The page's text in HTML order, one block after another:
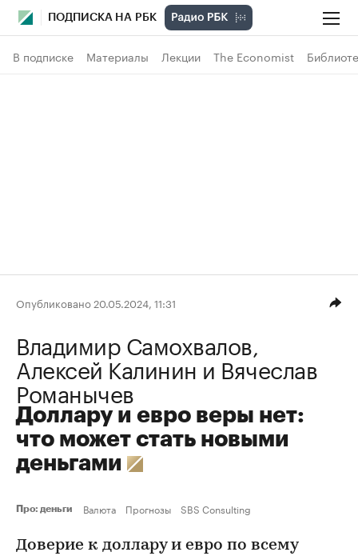
ПОДПИСКА НА РБК
В подписке Материалы Лекции The Economist
Опубликовано 20.05.2024, 11:31
Владимир Самохвалов,
Алексей Калинини Вячеслав
Романычев
Доллару и евро веры нет:
что может стать новыми
деньгами
Про: деньги Валюта Прогнозы SBS Consulting
Доверие к доллару и евро по всему